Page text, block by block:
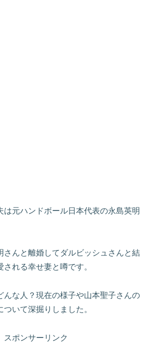
は元ハンドボール日本代表の永島英明
さんと離婚してダルビッシュさんと結
れる幸せ妻と噂です。
んな人？現在の様子や山本聖子さんの
いて深掘りしました。
スポンサーリンク